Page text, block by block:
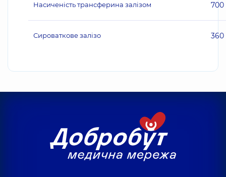
Насиченість трансферина залізом 700
Сироваткове залізо 360